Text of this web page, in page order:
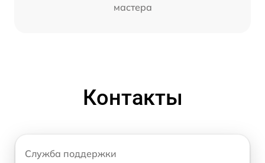
мастера
Контакты
Служба поддержки